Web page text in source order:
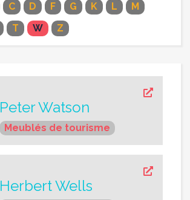
C D F G K L
M
T W Z
Peter Watson
Meublés de tourisme
Herbert Wells